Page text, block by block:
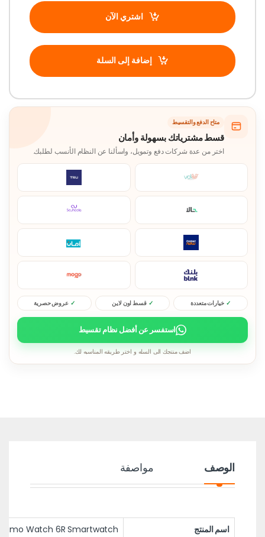
اشتري الآن
إضافة إلى السلة
متاح الدفع والتقسيط
قسط مشترياتك بسهولة وأمان
اختر من عدة شركات دفع وتمويل، واسألنا عن النظام الأنسب لطلبك.
خيارات متعددة قسط اون لاين عروض حصرية
استفسر عن أفضل نظام تقسيط
اضف منتجك الى السله و اختر طريقه المناسبه لك.
الوصف مواصفة
اسم المنتج
Watch 6R Smartwatch